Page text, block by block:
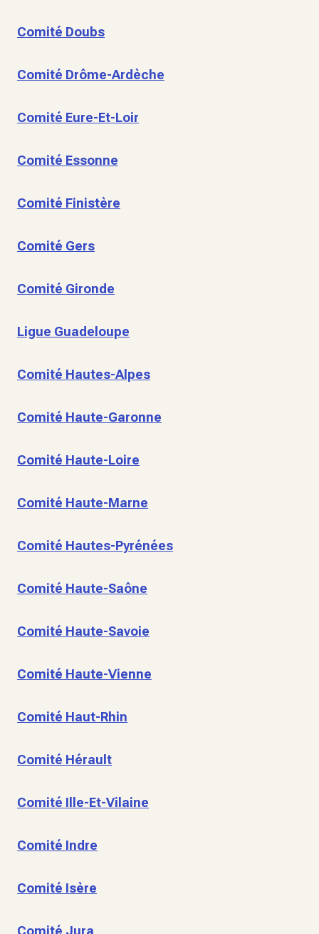
Comité Doubs
Comité Drôme-Ardèche
Comité Eure-Et-Loir
Comité Essonne
Comité Finistère
Comité Gers
Comité Gironde
Ligue Guadeloupe
Comité Hautes-Alpes
Comité Haute-Garonne
Comité Haute-Loire
Comité Haute-Marne
Comité Hautes-Pyrénées
Comité Haute-Saône
Comité Haute-Savoie
Comité Haute-Vienne
Comité Haut-Rhin
Comité Hérault
Comité Ille-Et-Vilaine
Comité Indre
Comité Isère
Comité Jura